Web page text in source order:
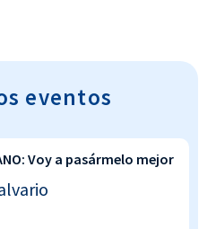
eventos
Voy a pasármelo mejor